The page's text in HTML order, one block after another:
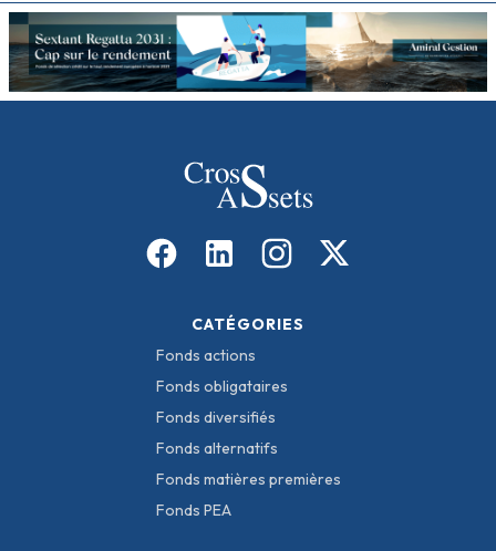
CATÉGORIES
Fonds actions
Fonds obligataires
Fonds diversifiés
Fonds alternatifs
Fonds matières premières
Fonds PEA